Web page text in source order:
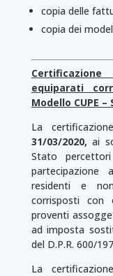
copia delle
copia dei
equiparati
Modello CUPE –
La
31/03/2020,ai
Stato
residenti e
corrisposti con
proventi
ad imposta
del D.P.R. 600/
La